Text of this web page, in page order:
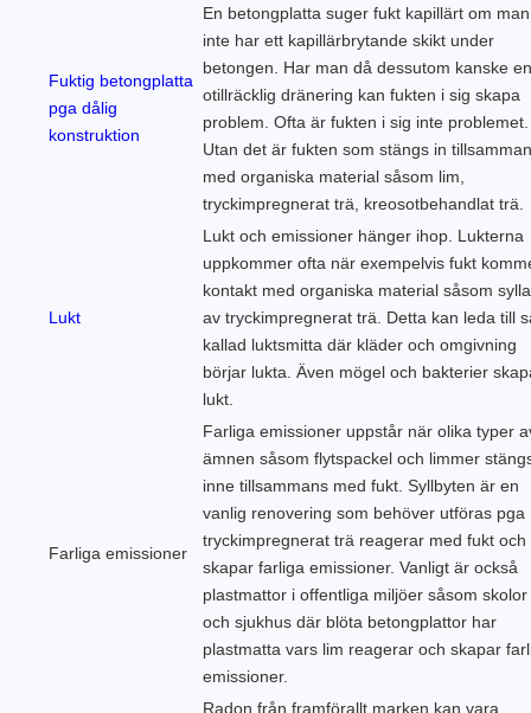
Fuktig betongplatta
pga dålig
konstruktion
En betongplatta suger fukt kapillärt om man
inte har ett kapillärbrytande skikt under
betongen. Har man då dessutom kanske en
otillräcklig dränering kan fukten i sig skapa
problem. Ofta är fukten i sig inte problemet.
Utan det är fukten som stängs in
med organiska material såsom lim,
tryckimpregnerat trä, kreosotbehandlat trä.
Lukt
Lukt och emissioner hänger ihop. Lukterna
uppkommer ofta när exempelvis fukt
kontakt med organiska material såsom
av tryckimpregnerat trä. Detta kan leda till
kallad luktsmitta där kläder och omgivning
börjar lukta. Även mögel och bakterier
lukt.
Farliga emissioner
Farliga emissioner uppstår när olika typer
ämnen såsom flytspackel och limmer
inne tillsammans med fukt. Syllbyten är en
vanlig renovering som behöver utföras pga
tryckimpregnerat trä reagerar med fukt och
skapar farliga emissioner. Vanligt är också
plastmattor i offentliga miljöer såsom skolor
och sjukhus där blöta betongplattor har
plastmatta vars lim reagerar och skapar
emissioner.
Radon från framförallt marken kan vara